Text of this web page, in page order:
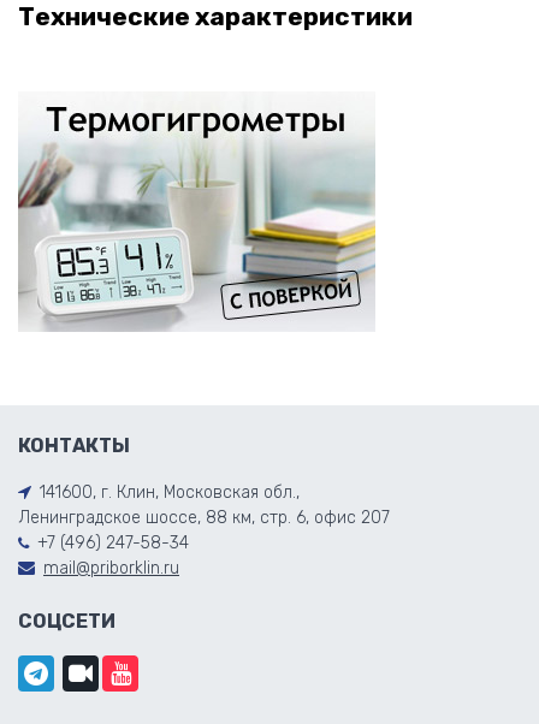
Технические характеристики
КОНТАКТЫ
141600, г. Клин, Московская обл.,
Ленинградское шоссе, 88 км, стр. 6, офис 207
+7 (496) 247-58-34
mail@priborklin.ru
СОЦСЕТИ